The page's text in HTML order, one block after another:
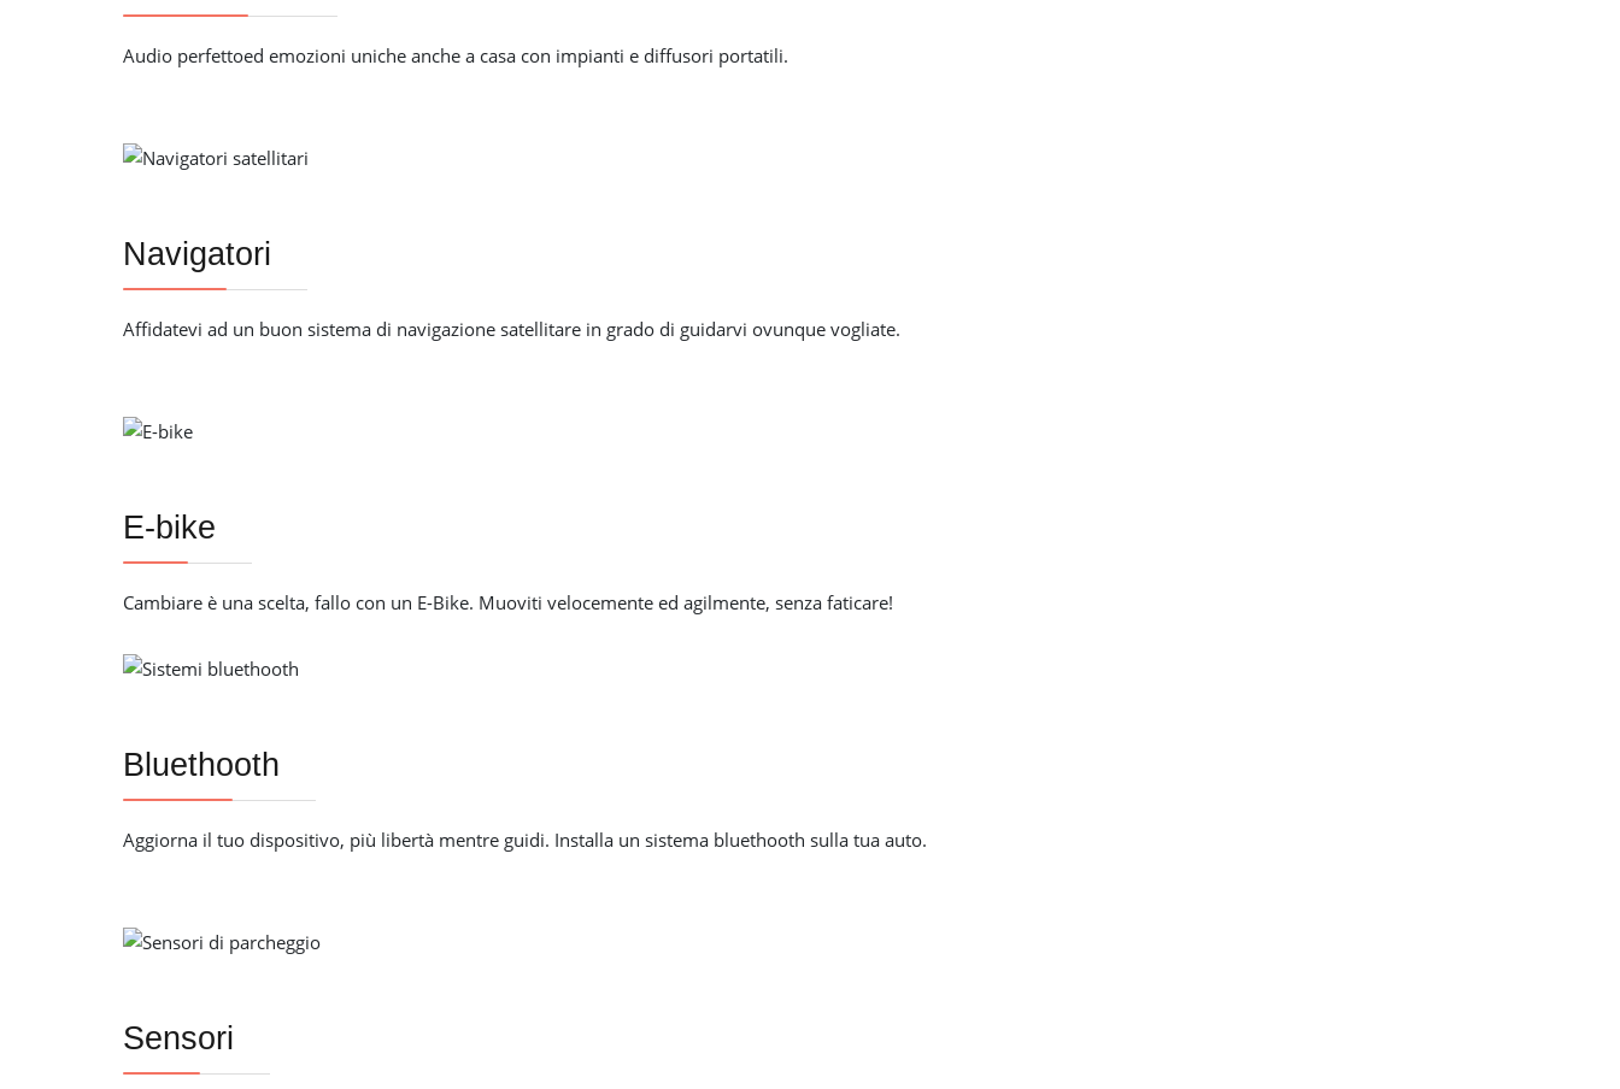
Audio perfettoed emozioni uniche anche a casa con impianti e diffusori portatili.
Navigatori
Affidatevi ad un buon sistema di navigazione satellitare in grado di guidarvi ovunque vogliate.
E-bike
Cambiare è una scelta, fallo con un E-Bike. Muoviti velocemente ed agilmente, senza faticare!
Bluethooth
Aggiorna il tuo dispositivo, più libertà mentre guidi. Installa un sistema bluethooth sulla tua auto.
Sensori